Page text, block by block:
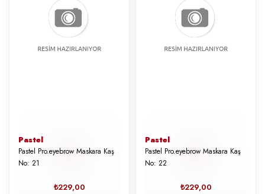
Pastel
Pastel Pro.eyebrow Maskara Kaş
No: 21
₺229,00
Pastel
Pastel Pro.eyebrow Maskara Kaş
No: 22
₺229,00